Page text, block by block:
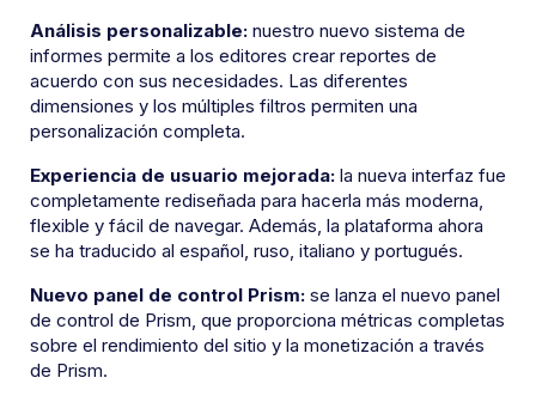
Análisis personalizable: nuestro nuevo sistema de
informes permite a los editores crear reportes de
acuerdo con sus necesidades. Las diferentes
dimensiones y los múltiples filtros permiten una
personalización completa.
Experiencia de usuario mejorada: la nueva interfaz fue
completamente rediseñada para hacerla más moderna,
flexible y fácil de navegar. Además, la plataforma ahora
se ha traducido al español, ruso, italiano y portugués.
Nuevo panel de control Prism: se lanza el nuevo panel
de control de Prism, que proporciona métricas completas
sobre el rendimiento del sitio y la monetización a través
de Prism.